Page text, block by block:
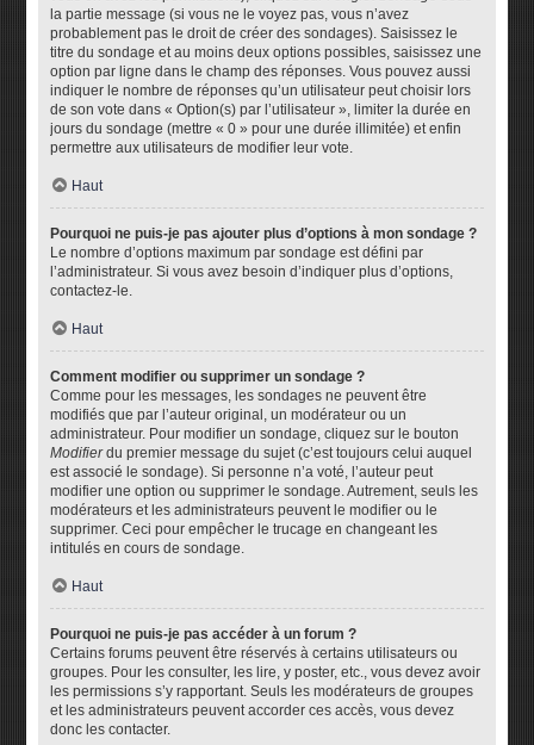
la partie message (si vous ne le voyez pas, vous n’avez
probablement pas le droit de créer des sondages). Saisissez le
titre du sondage et au moins deux options possibles, saisissez une
option par ligne dans le champ des réponses. Vous pouvez aussi
indiquer le nombre de réponses qu’un utilisateur peut choisir lors
de son vote dans « Option(s) par l’utilisateur », limiter la durée en
jours du sondage (mettre « 0 » pour une durée illimitée) et enfin
permettre aux utilisateurs de modifier leur vote.
Haut
Pourquoi ne puis-je pas ajouter plus d’options à mon sondage ?
Le nombre d’options maximum par sondage est défini par
l’administrateur. Si vous avez besoin d’indiquer plus d’options,
contactez-le.
Haut
Comment modifier ou supprimer un sondage ?
Comme pour les messages, les sondages ne peuvent être
modifiés que par l’auteur original, un modérateur ou un
administrateur. Pour modifier un sondage, cliquez sur le bouton
Modifierdu premier message du sujet (c’est toujours celui auquel
est associé le sondage). Si personne n’a voté, l’auteur peut
modifier une option ou supprimer le sondage. Autrement, seuls les
modérateurs et les administrateurs peuvent le modifier ou le
supprimer. Ceci pour empêcher le trucage en changeant les
intitulés en cours de sondage.
Haut
Pourquoi ne puis-je pas accéder à un forum ?
Certains forums peuvent être réservés à certains utilisateurs ou
groupes. Pour les consulter, les lire, y poster, etc., vous devez avoir
les permissions s’y rapportant. Seuls les modérateurs de groupes
et les administrateurs peuvent accorder ces accès, vous devez
donc les contacter.